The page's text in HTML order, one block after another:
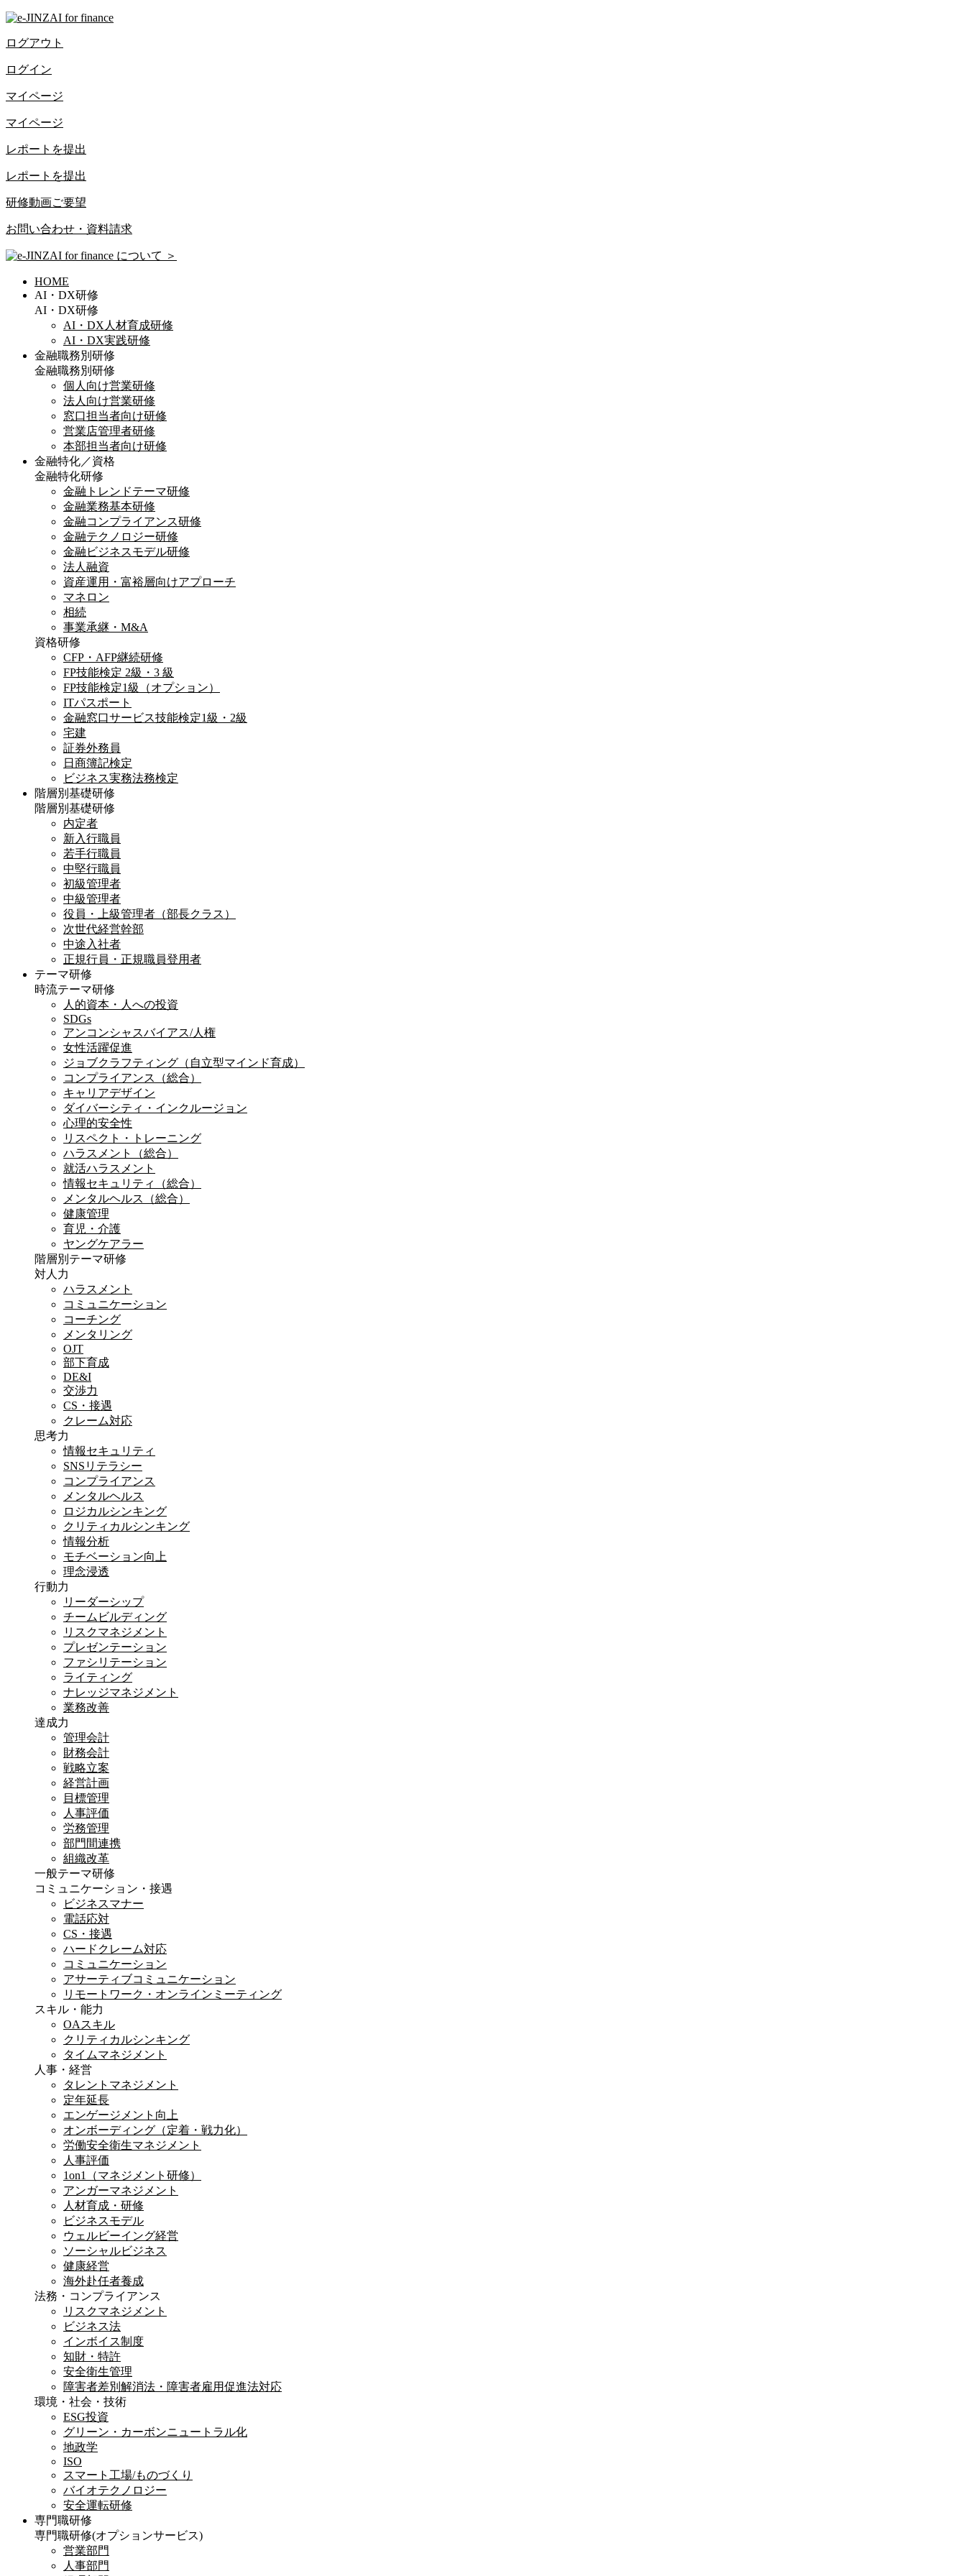
ログアウト
ログイン
マイページ
マイページ
レポートを提出
レポートを提出
研修動画ご要望
お問い合わせ・資料請求
について ＞
HOME
AI・DX研修
AI・DX研修
AI・DX人材育成研修
AI・DX実践研修
金融職務別研修
金融職務別研修
個人向け営業研修
法人向け営業研修
窓口担当者向け研修
営業店管理者研修
本部担当者向け研修
金融特化／資格
金融特化研修
金融トレンドテーマ研修
金融業務基本研修
金融コンプライアンス研修
金融テクノロジー研修
金融ビジネスモデル研修
法人融資
資産運用・富裕層向けアプローチ
マネロン
相続
事業承継・M&A
資格研修
CFP・AFP継続研修
FP技能検定 2級・3 級
FP技能検定1級（オプション）
ITパスポート
金融窓口サービス技能検定1級・2級
宅建
証券外務員
日商簿記検定
ビジネス実務法務検定
階層別基礎研修
階層別基礎研修
内定者
新入行職員
若手行職員
中堅行職員
初級管理者
中級管理者
役員・上級管理者（部長クラス）
次世代経営幹部
中途入社者
正規行員・正規職員登用者
テーマ研修
時流テーマ研修
人的資本・人への投資
SDGs
アンコンシャスバイアス/人権
女性活躍促進
ジョブクラフティング（自立型マインド育成）
コンプライアンス（総合）
キャリアデザイン
ダイバーシティ・インクルージョン
心理的安全性
リスペクト・トレーニング
ハラスメント（総合）
就活ハラスメント
情報セキュリティ（総合）
メンタルヘルス（総合）
健康管理
育児・介護
ヤングケアラー
階層別テーマ研修
対人力
ハラスメント
コミュニケーション
コーチング
メンタリング
OJT
部下育成
DE&I
交渉力
CS・接遇
クレーム対応
思考力
情報セキュリティ
SNSリテラシー
コンプライアンス
メンタルヘルス
ロジカルシンキング
クリティカルシンキング
情報分析
モチベーション向上
理念浸透
行動力
リーダーシップ
チームビルディング
リスクマネジメント
プレゼンテーション
ファシリテーション
ライティング
ナレッジマネジメント
業務改善
達成力
管理会計
財務会計
戦略立案
経営計画
目標管理
人事評価
労務管理
部門間連携
組織改革
一般テーマ研修
コミュニケーション・接遇
ビジネスマナー
電話応対
CS・接遇
ハードクレーム対応
コミュニケーション
アサーティブコミュニケーション
リモートワーク・オンラインミーティング
スキル・能力
OAスキル
クリティカルシンキング
タイムマネジメント
人事・経営
タレントマネジメント
定年延長
エンゲージメント向上
オンボーディング（定着・戦力化）
労働安全衛生マネジメント
人事評価
1on1（マネジメント研修）
アンガーマネジメント
人材育成・研修
ビジネスモデル
ウェルビーイング経営
ソーシャルビジネス
健康経営
海外赴任者養成
法務・コンプライアンス
リスクマネジメント
ビジネス法
インボイス制度
知財・特許
安全衛生管理
障害者差別解消法・障害者雇用促進法対応
環境・社会・技術
ESG投資
グリーン・カーボンニュートラル化
地政学
ISO
スマート工場/ものづくり
バイオテクノロジー
安全運転研修
専門職研修
専門職研修(オプションサービス)
営業部門
人事部門